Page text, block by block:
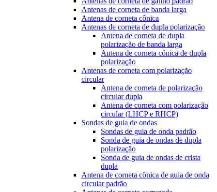
Antenas de corneta de banda larga
Antena de corneta cônica
Antenas de corneta de dupla polarização
Antena de corneta de dupla
polarização de banda larga
Antena de corneta cônica de dupla
polarização
Antenas de corneta com polarização
circular
Antena de corneta de polarização
circular dupla
Antena de corneta com polarização
circular (LHCP e RHCP)
Sondas de guia de ondas
Sondas de guia de onda padrão
Sonda de guia de ondas de dupla
polarização
Sonda de guia de ondas de crista
dupla
Antena de corneta cônica de guia de onda
circular padrão